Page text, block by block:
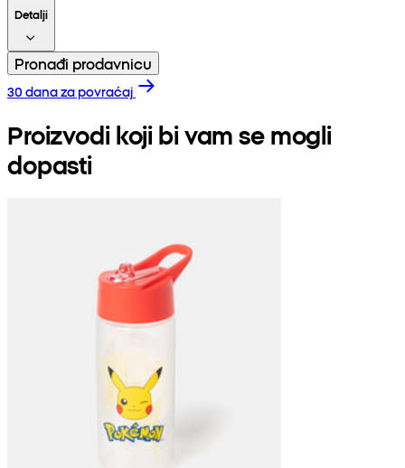
Detalji
Pronađi prodavnicu
30 dana za povraćaj
Proizvodi koji bi vam se mogli
dopasti